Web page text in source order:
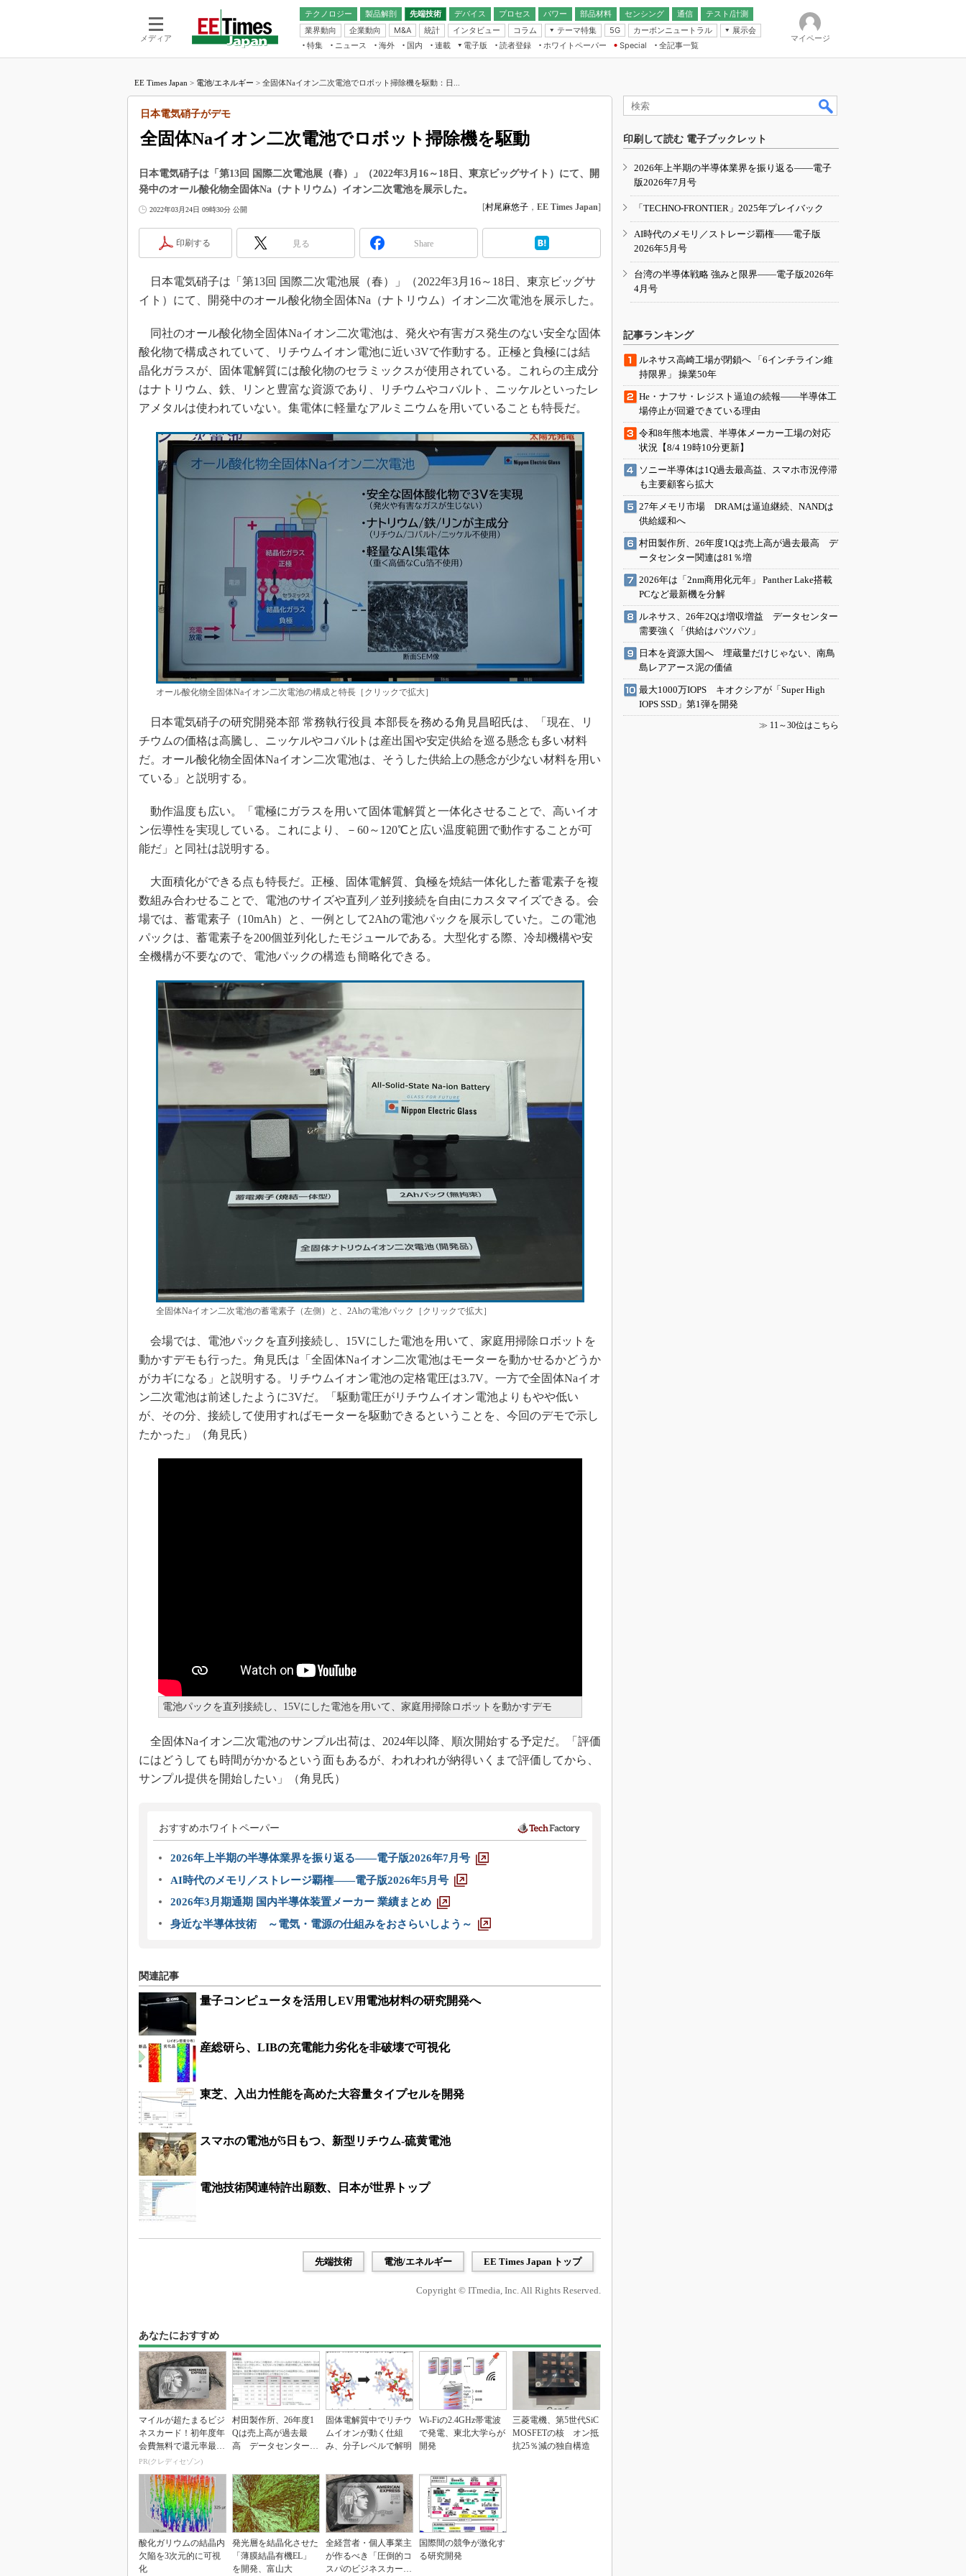
メディア
テクノロジー 製品解剖
先端技術
電池／エネルギー
デバイス
アナログ
マイコン
プロセス パワー 部品材料 センシング
通信
無線
テスト/計測
業界動向
企業動向 M&A 統計 インタビュー コラム
テーマ特集
フィジカルAI
読者調査（EE Times Research）
IoT
電源設計（EDN Japan）
エレクトロニクス入門（EDN
5G カーボンニュートラル
展示会
IoT・エッジコンピューティング
EXPO
TECHNO-FRONTIER
人とくるま展
特集 ニュース 海外 国内
連載
福田昭のデバイス通信
大山聡の業界スコープ
リタイア直前エンジニアの社会人大
学漂流記
踊るバズワード ～Behind the
Buzzword
で起こること
製品分解で探るアジアの新トレンド
光伝送技術を知る
“異端児エンジニア”が仕掛けた社内
改革、執念の180日
イノベーションは日本を救うのか
JASA発IoT通信
「英語に愛されないエンジニア」の
ための新行動論
電子版
電子ブックレット
読者登録 ホワイトペーパー
Special
全記事一覧
マイページ
EE Times Japan > 電池/エネルギー > 全固体Naイオン二次電池でロボット掃除機を駆動：日...
全固体Naイオン二次電池でロボット掃除機を駆動
日本電気硝子がデモ
日本電気硝子は「第13回 国際二次電池展（春）」（2022年3月16～18日、東京ビッグサイト）にて、開
発中のオール酸化物全固体Na（ナトリウム）イオン二次電池を展示した。
2022年03月24日 09時30分 公開 [村尾麻悠子 ， EE Times Japan]
印刷する 見る Share
日本電気硝子は「第13回 国際二次電池展（春）」（2022年3月16～18日、東京ビッグサ
イト）にて、開発中のオール酸化物全固体Na（ナトリウム）イオン二次電池を展示した。
同社のオール酸化物全固体Naイオン二次電池は、発火や有害ガス発生のない安全な固体
酸化物で構成されていて、リチウムイオン電池に近い3Vで作動する。正極と負極には結
晶化ガラスが、固体電解質には酸化物のセラミックスが使用されている。これらの主成分
はナトリウム、鉄、リンと豊富な資源であり、リチウムやコバルト、ニッケルといったレ
アメタルは使われていない。集電体に軽量なアルミニウムを用いていることも特長だ。
オール酸化物全固体Naイオン二次電池の構成と特長［クリックで拡大］
日本電気硝子の研究開発本部 常務執行役員 本部長を務める角見昌昭氏は、「現在、リ
チウムの価格は高騰し、ニッケルやコバルトは産出国や安定供給を巡る懸念も多い材料
だ。オール酸化物全固体Naイオン二次電池は、そうした供給上の懸念が少ない材料を用い
ている」と説明する。
動作温度も広い。「電極にガラスを用いて固体電解質と一体化させることで、高いイオ
ン伝導性を実現している。これにより、－60～120℃と広い温度範囲で動作することが可
能だ」と同社は説明する。
大面積化ができる点も特長だ。正極、固体電解質、負極を焼結一体化した蓄電素子を複
数組み合わせることで、電池のサイズや直列／並列接続を自由にカスタマイズできる。会
場では、蓄電素子（10mAh）と、一例として2Ahの電池パックを展示していた。この電池
パックは、蓄電素子を200個並列化したモジュールである。大型化する際、冷却機構や安
全機構が不要なので、電池パックの構造も簡略化できる。
全固体Naイオン二次電池の蓄電素子（左側）と、2Ahの電池パック［クリックで拡大］
会場では、電池パックを直列接続し、15Vにした電池を用いて、家庭用掃除ロボットを
動かすデモも行った。角見氏は「全固体Naイオン二次電池はモーターを動かせるかどうか
がカギになる」と説明する。リチウムイオン電池の定格電圧は3.7V。一方で全固体Naイオ
ン二次電池は前述したように3Vだ。「駆動電圧がリチウムイオン電池よりもやや低い
が、その分、接続して使用すればモーターを駆動できるということを、今回のデモで示し
たかった」（角見氏）
電池パックを直列接続し、15Vにした電池を用いて、家庭用掃除ロボットを動かすデモ
全固体Naイオン二次電池のサンプル出荷は、2024年以降、順次開始する予定だ。「評価
にはどうしても時間がかかるという面もあるが、われわれが納得いくまで評価してから、
サンプル提供を開始したい」（角見氏）
おすすめホワイトペーパー
2026年上半期の半導体業界を振り返る――電子版2026年7月号
AI時代のメモリ／ストレージ覇権――電子版2026年5月号
2026年3月期通期 国内半導体装置メーカー 業績まとめ
身近な半導体技術 ～電気・電源の仕組みをおさらいしよう～
関連記事
量子コンピュータを活用しEV用電池材料の研究開発へ
産総研ら、LIBの充電能力劣化を非破壊で可視化
東芝、入出力性能を高めた大容量タイプセルを開発
スマホの電池が5日もつ、新型リチウム-硫黄電池
電池技術関連特許出願数、日本が世界トップ
先端技術 電池/エネルギー EE Times Japan トップ
Copyright © ITmedia, Inc. All Rights Reserved.
あなたにおすすめ
マイルが超たまるビジ
ネスカード！初年度年
会費無料で還元率最大
1.125%
PR(クレディセゾン)
村田製作所、26年度1
Qは売上高が過去最
高 データセンター関
固体電解質中でリチウ
ムイオンが動く仕組
み、分子レベルで解明
Wi-Fiの2.4GHz帯電波
で発電、東北大学らが
開発
三菱電機、第5世代SiC
MOSFETの核 オン抵
抗25％減の独自構造
酸化ガリウムの結晶内
欠陥を3次元的に可視
化
発光層を結晶化させた
「薄膜結晶有機EL」
を開発、富山大
全経営者・個人事業主
が作るべき「圧倒的コ
スパのビジネスカー
国際間の競争が激化す
る研究開発
印刷して読む 電子ブックレット
2026年上半期の半導体業界を振り返る――電子
版2026年7月号
「TECHNO-FRONTIER」2025年プレイバック
AI時代のメモリ／ストレージ覇権――電子版
2026年5月号
台湾の半導体戦略 強みと限界――電子版2026年
4月号
記事ランキング
ルネサス高崎工場が閉鎖へ 「6インチライン維
持限界」 操業50年
He・ナフサ・レジスト逼迫の続報――半導体工
場停止が回避できている理由
令和8年熊本地震、半導体メーカー工場の対応
状況【8/4 19時10分更新】
ソニー半導体は1Q過去最高益、スマホ市況停滞
も主要顧客ら拡大
27年メモリ市場 DRAMは逼迫継続、NANDは
供給緩和へ
村田製作所、26年度1Qは売上高が過去最高 デ
ータセンター関連は81％増
2026年は「2nm商用化元年」 Panther Lake搭載
PCなど最新機を分解
ルネサス、26年2Qは増収増益 データセンター
需要強く「供給はパツパツ」
日本を資源大国へ 埋蔵量だけじゃない、南鳥
島レアアース泥の価値
最大1000万IOPS キオクシアが「Super High
IOPS SSD」第1弾を開発
≫ 11～30位はこちら